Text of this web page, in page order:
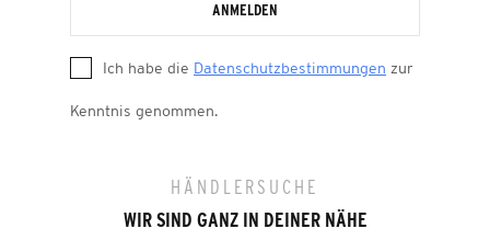
ANMELDEN
Ich habe die Datenschutzbestimmungen zur
Kenntnis genommen.
HÄNDLERSUCHE
WIR SIND GANZ IN DEINER NÄHE